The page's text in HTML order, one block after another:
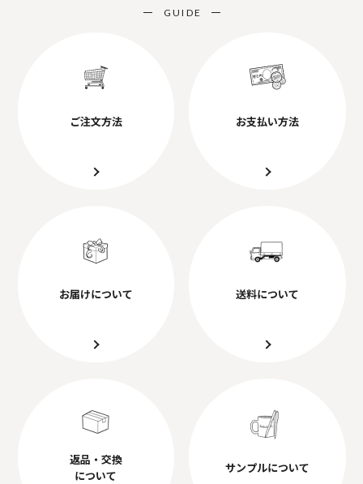
GUIDE
ご注文方法 お支払い方法
お届けについて 送料について
返品・交換
について
サンプルについて